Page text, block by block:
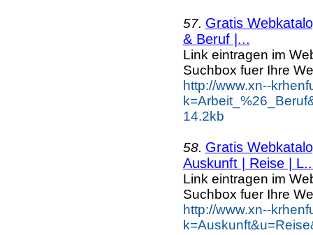
57. Gratis
& Beruf |...
Link eintragen im
Suchbox fuer Ihre
http://www.xn--
14.2kb
58. Gratis
Auskunft | Reise |
Link eintragen im
Suchbox fuer Ihre
http://www.xn--